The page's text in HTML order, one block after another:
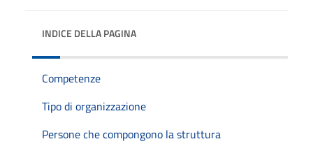
INDICE DELLA PAGINA
Competenze
Tipo di organizzazione
Persone che compongono la struttura